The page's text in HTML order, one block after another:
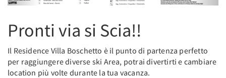
Pronti via si Scia!!
Il Residence Villa Boschetto è il punto di partenza perfetto
per raggiungere diverse ski Area, potrai divertirti e cambiare
location più volte durante la tua vacanza.